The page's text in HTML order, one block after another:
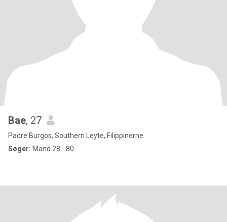
Bae, 27
Padre Burgos, Southern Leyte, Filippinerne
Søger: Mand 28 - 80